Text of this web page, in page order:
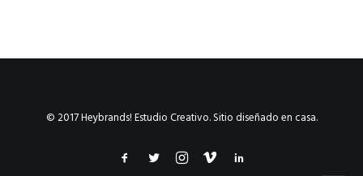
© 2017 Heybrands! Estudio Creativo. Sitio diseñado en casa.